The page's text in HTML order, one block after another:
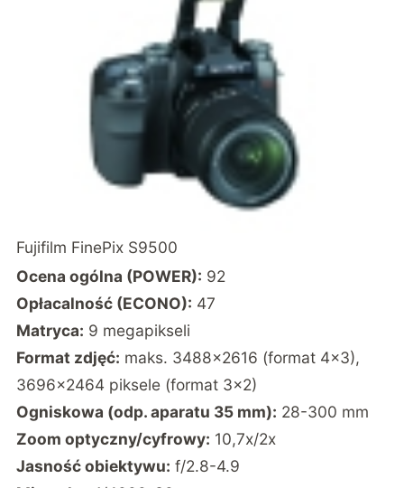
Fujifilm FinePix S9500
Ocena ogólna (POWER): 92
Opłacalność (ECONO): 47
Matryca: 9 megapikseli
Format zdjęć: maks. 3488×2616 (format 4×3),
3696×2464 piksele (format 3×2)
Ogniskowa (odp. aparatu 35 mm): 28-300 mm
Zoom optyczny/cyfrowy: 10,7x/2x
Jasność obiektywu: f/2.8-4.9